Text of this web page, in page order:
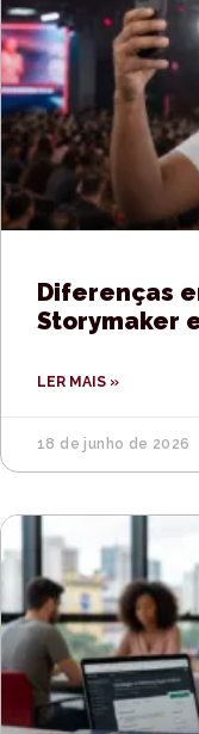
Diferenças
Storymaker
LER MAIS »
18 de junho de 2026